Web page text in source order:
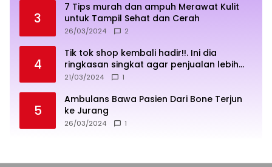
3
7 Tips murah dan ampuh Merawat Kulit
untuk Tampil Sehat dan Cerah
26/03/2024 2
4
Tik tok shop kembali hadir!!. Ini dia
ringkasan singkat agar penjualan lebih
sukses
21/03/2024 1
5
Ambulans Bawa Pasien Dari Bone Terjun
ke Jurang
26/03/2024 1